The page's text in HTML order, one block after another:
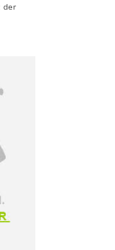
der